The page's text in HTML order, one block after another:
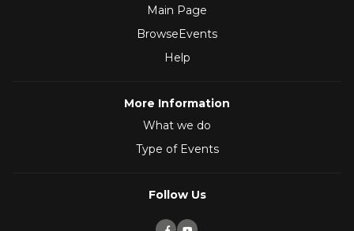
Main Page
BrowseEvents
Help
More Information
What we do
Type of Events
Follow Us